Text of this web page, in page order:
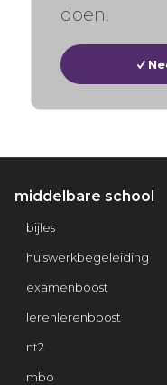
doen.
middelbare school
bijles
huiswerkbegeleiding
examenboost
lerenlerenboost
nt2
mbo